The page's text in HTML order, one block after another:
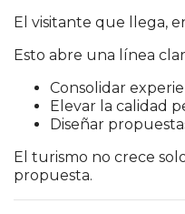
El visitante que llega,
Esto abre una línea
Consolidar
Elevar la calidad
Diseñar
El turismo no crece
propuesta.